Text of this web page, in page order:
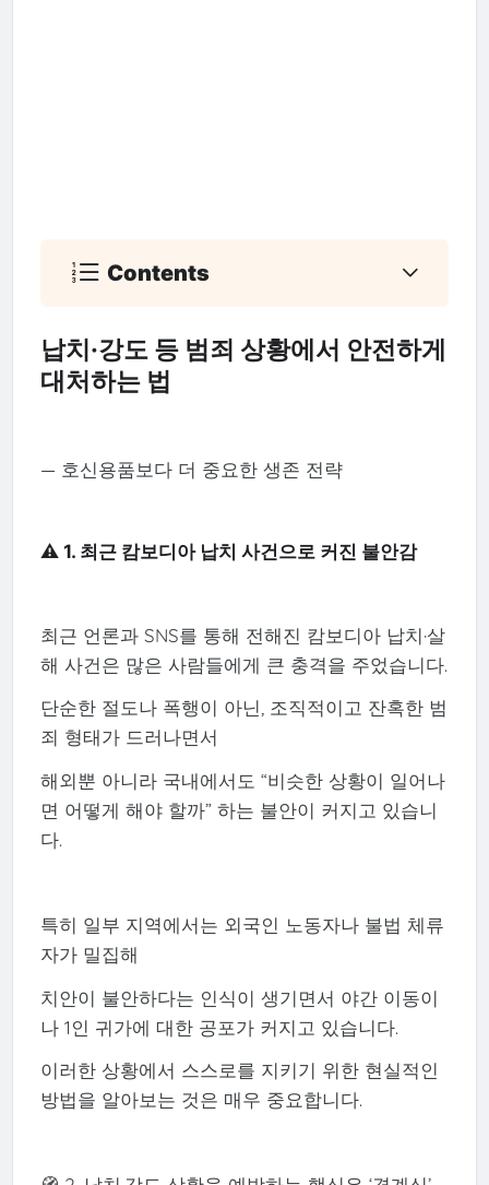
Contents
납치·강도 등 범죄 상황에서 안전하게
대처하는 법
— 호신용품보다 더 중요한 생존 전략
⚠️ 1. 최근 캄보디아 납치 사건으로 커진 불안감
최근 언론과 SNS를 통해 전해진 캄보디아 납치·살
해 사건은 많은 사람들에게 큰 충격을 주었습니다.
단순한 절도나 폭행이 아닌, 조직적이고 잔혹한 범
죄 형태가 드러나면서
해외뿐 아니라 국내에서도 “비슷한 상황이 일어나
면 어떻게 해야 할까” 하는 불안이 커지고 있습니
다.
특히 일부 지역에서는 외국인 노동자나 불법 체류
자가 밀집해
치안이 불안하다는 인식이 생기면서 야간 이동이
나 1인 귀가에 대한 공포가 커지고 있습니다.
이러한 상황에서 스스로를 지키기 위한 현실적인
방법을 알아보는 것은 매우 중요합니다.